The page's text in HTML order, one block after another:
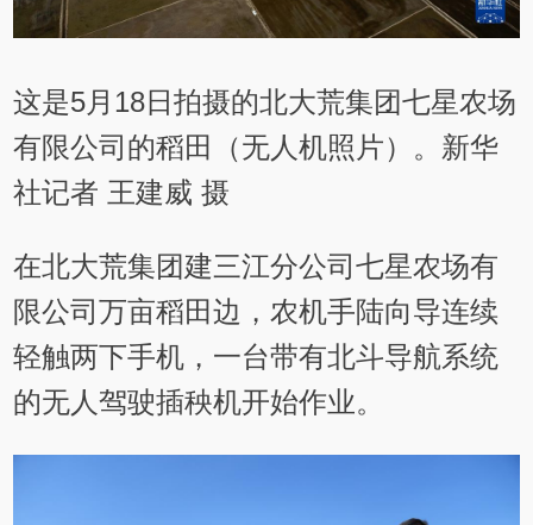
这是5月18日拍摄的北大荒集团七星农场
有限公司的稻田（无人机照片）。新华
社记者 王建威 摄
在北大荒集团建三江分公司七星农场有
限公司万亩稻田边，农机手陆向导连续
轻触两下手机，一台带有北斗导航系统
的无人驾驶插秧机开始作业。